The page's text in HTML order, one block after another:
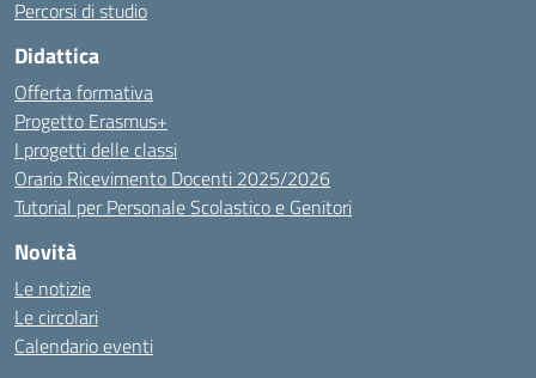
Percorsi di studio
Didattica
Offerta formativa
Progetto Erasmus+
I progetti delle classi
Orario Ricevimento Docenti 2025/2026
Tutorial per Personale Scolastico e Genitori
Novità
Le notizie
Le circolari
Calendario eventi